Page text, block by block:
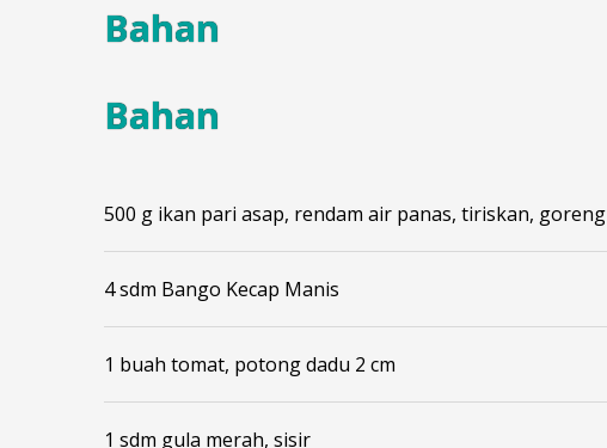
Bahan
Bahan
500 g ikan pari asap, rendam air panas, tiriskan, goreng
4 sdm Bango Kecap Manis
1 buah tomat, potong dadu 2 cm
1 sdm gula merah, sisir